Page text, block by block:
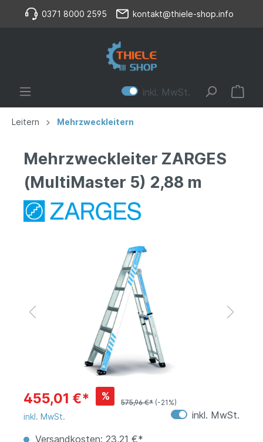
0371 8000 2595 kontakt@thiele-shop.info
inkl. MwSt.
Leitern Mehrzweckleitern
Mehrzweckleiter ZARGES
(MultiMaster 5) 2,88 m
455,01 €* %
575,96 €* (-21%)
inkl. MwSt.
inkl. MwSt.
Versandkosten: 23,21 €*